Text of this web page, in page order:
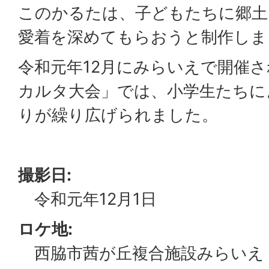
このかるたは、子どもたちに郷
愛着を深めてもらおうと制作し
令和元年12月にみらいえで開催
カルタ大会」では、小学生たち
りが繰り広げられました。
撮影日:
令和元年12月1日
ロケ地:
西脇市茜が丘複合施設みらいえ